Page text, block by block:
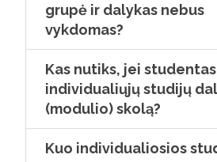
grupė ir dalykas nebus
vykdomas?
Kas nutiks, jei
individualiųjų studijų
(modulio) skolą?
Kuo individualiosios